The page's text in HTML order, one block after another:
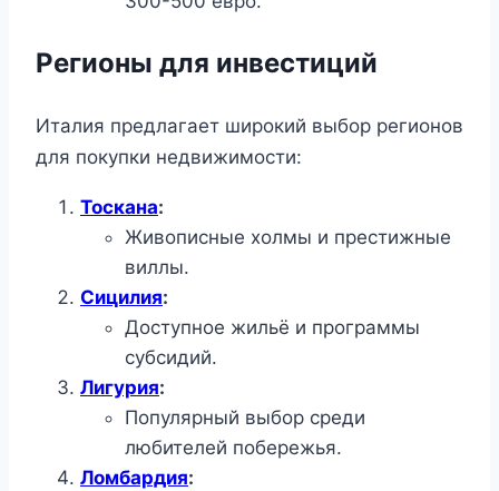
Регионы для инвестиций
Италия предлагает широкий выбор регионов
для покупки недвижимости:
Тоскана:
Живописные холмы и престижные
виллы.
Сицилия:
Доступное жильё и программы
субсидий.
Лигурия:
Популярный выбор среди
любителей побережья.
Ломбардия: